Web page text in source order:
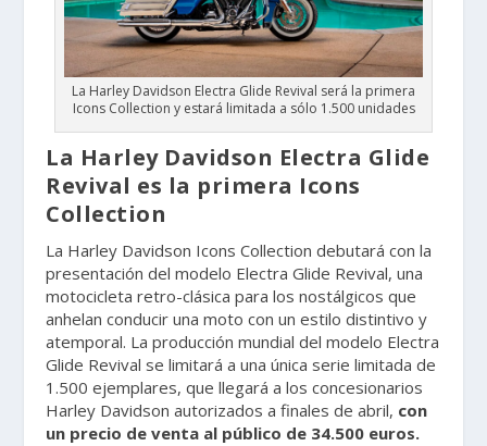
La Harley Davidson Electra Glide Revival será la primera
Icons Collection y estará limitada a sólo 1.500 unidades
La Harley Davidson Electra Glide
Revival es la primera Icons
Collection
La Harley Davidson Icons Collection debutará con la
presentación del modelo Electra Glide Revival, una
motocicleta retro-clásica para los nostálgicos que
anhelan conducir una moto con un estilo distintivo y
atemporal. La producción mundial del modelo Electra
Glide Revival se limitará a una única serie limitada de
1.500 ejemplares, que llegará a los concesionarios
Harley Davidson autorizados a finales de abril, con
un precio de venta al público de 34.500 euros.